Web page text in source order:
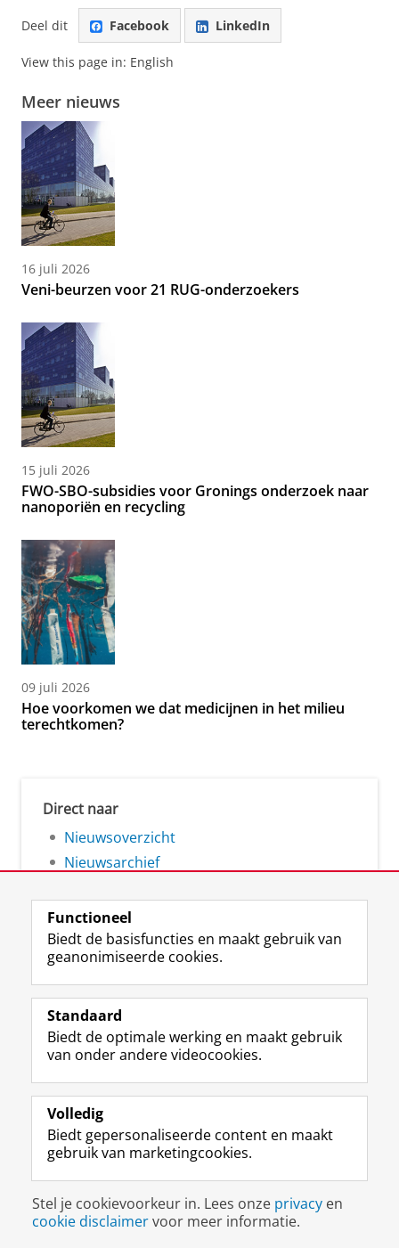
Deel dit Facebook LinkedIn
View this page in: English
Meer nieuws
16 juli 2026
Veni-beurzen voor 21 RUG-onderzoekers
15 juli 2026
FWO-SBO-subsidies voor Gronings onderzoek naar
nanoporiën en recycling
09 juli 2026
Hoe voorkomen we dat medicijnen in het milieu
terechtkomen?
Direct naar
Nieuwsoverzicht
Nieuwsarchief
Volg de RUG
F
a
e
b
o
p
a
i
n
a
L
i
k
e
I
-
p
g
i
n
R
S
-
f
e
R
k
s
u
I
n
t
r
m
c
c
o
Y
o
T
e
k
a
a
Studiekiezers
Alumni
Over ons
Disclaimer & Copyright
Inloggen
Functioneel
Biedt de basisfuncties en maakt gebruik van
geanonimiseerde cookies.
Standaard
Biedt de optimale werking en maakt gebruik
van onder andere videocookies.
Volledig
Biedt gepersonaliseerde content en maakt
gebruik van marketingcookies.
Stel je cookievoorkeur in. Lees onze privacy en
cookie disclaimervoor meer informatie.